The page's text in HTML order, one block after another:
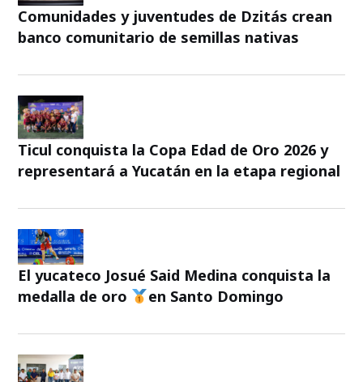
Comunidades y juventudes de Dzitás crean
banco comunitario de semillas nativas
Ticul conquista la Copa Edad de Oro 2026 y
representará a Yucatán en la etapa regional
El yucateco Josué Said Medina conquista la
medalla de oro
en Santo Domingo